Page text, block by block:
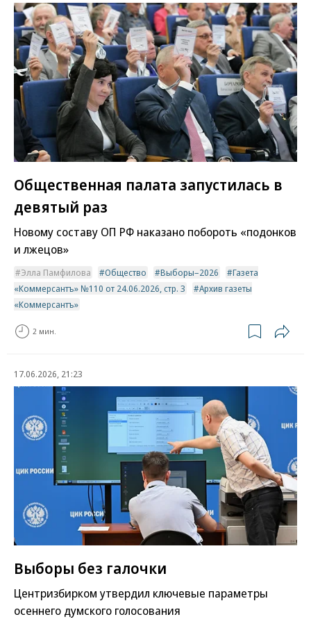
Общественная палата запустилась в
девятый раз
Новому составу ОП РФ наказано побороть «подонков
и лжецов»
Элла Памфилова Общество Выборы–2026
Газета
«Коммерсантъ» №110 от 24.06.2026, стр. 3
Архив газеты
«Коммерсантъ»
2 мин.
17.06.2026, 21:23
Выборы без галочки
Центризбирком утвердил ключевые параметры
осеннего думского голосования